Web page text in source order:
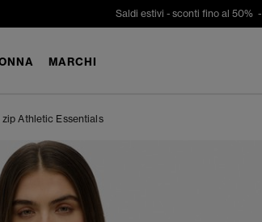
Saldi estivi - sconti fino al 50% -
MARCHI
Athletic Essentials